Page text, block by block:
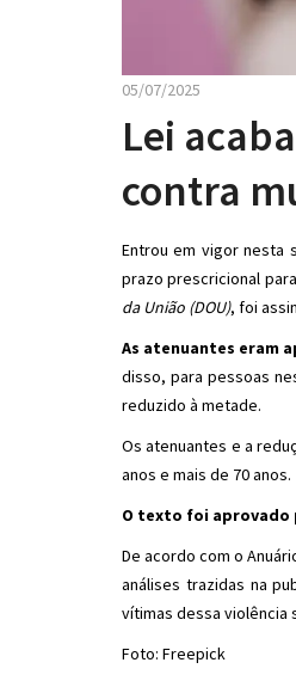
05/07/2025
Lei
contra
Entrou em vigor nesta
prazo prescricional
da União (DOU), foi
As atenuantes eram
disso, para pessoas
reduzido à metade.
Os atenuantes e a
anos e mais de 70 anos.
O texto foi aprovado
De acordo com o
análises trazidas na
vítimas dessa violência
Foto: Freepick